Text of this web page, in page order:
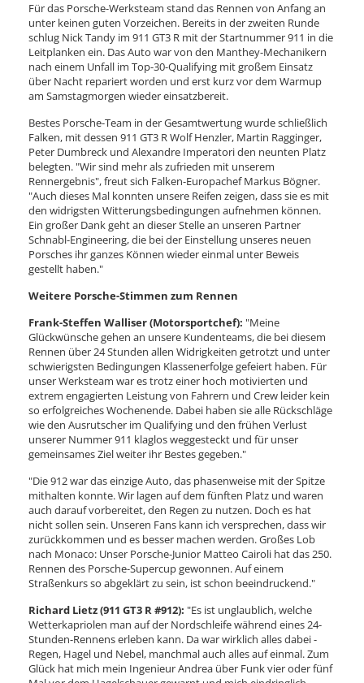
Für das Porsche-Werksteam stand das Rennen von Anfang an
unter keinen guten Vorzeichen. Bereits in der zweiten Runde
schlug Nick Tandy im 911 GT3 R mit der Startnummer 911 in die
Leitplanken ein. Das Auto war von den Manthey-Mechanikern
nach einem Unfall im Top-30-Qualifying mit großem Einsatz
über Nacht repariert worden und erst kurz vor dem Warmup
am Samstagmorgen wieder einsatzbereit.
Bestes Porsche-Team in der Gesamtwertung wurde schließlich
Falken, mit dessen 911 GT3 R Wolf Henzler, Martin Ragginger,
Peter Dumbreck und Alexandre Imperatori den neunten Platz
belegten. "Wir sind mehr als zufrieden mit unserem
Rennergebnis", freut sich Falken-Europachef Markus Bögner.
"Auch dieses Mal konnten unsere Reifen zeigen, dass sie es mit
den widrigsten Witterungsbedingungen aufnehmen können.
Ein großer Dank geht an dieser Stelle an unseren Partner
Schnabl-Engineering, die bei der Einstellung unseres neuen
Porsches ihr ganzes Können wieder einmal unter Beweis
gestellt haben."
Weitere Porsche-Stimmen zum Rennen
Frank-Steffen Walliser (Motorsportchef): "Meine
Glückwünsche gehen an unsere Kundenteams, die bei diesem
Rennen über 24 Stunden allen Widrigkeiten getrotzt und unter
schwierigsten Bedingungen Klassenerfolge gefeiert haben. Für
unser Werksteam war es trotz einer hoch motivierten und
extrem engagierten Leistung von Fahrern und Crew leider kein
so erfolgreiches Wochenende. Dabei haben sie alle Rückschläge
wie den Ausrutscher im Qualifying und den frühen Verlust
unserer Nummer 911 klaglos weggesteckt und für unser
gemeinsames Ziel weiter ihr Bestes gegeben."
"Die 912 war das einzige Auto, das phasenweise mit der Spitze
mithalten konnte. Wir lagen auf dem fünften Platz und waren
auch darauf vorbereitet, den Regen zu nutzen. Doch es hat
nicht sollen sein. Unseren Fans kann ich versprechen, dass wir
zurückkommen und es besser machen werden. Großes Lob
nach Monaco: Unser Porsche-Junior Matteo Cairoli hat das 250.
Rennen des Porsche-Supercup gewonnen. Auf einem
Straßenkurs so abgeklärt zu sein, ist schon beeindruckend."
Richard Lietz (911 GT3 R #912): "Es ist unglaublich, welche
Wetterkapriolen man auf der Nordschleife während eines 24-
Stunden-Rennens erleben kann. Da war wirklich alles dabei -
Regen, Hagel und Nebel, manchmal auch alles auf einmal. Zum
Glück hat mich mein Ingenieur Andrea über Funk vier oder fünf